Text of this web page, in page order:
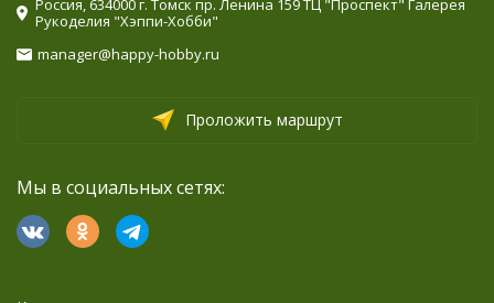
Россия, 634000 г. Томск пр. Ленина 159 ТЦ "Проспект" Галерея
Рукоделия "Хэппи-Хобби"
manager@happy-hobby.ru
Проложить маршрут
Мы в социальных сетях: